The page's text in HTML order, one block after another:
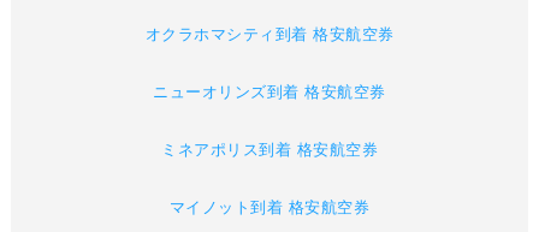
オクラホマシティ到着 格安航空券
ニューオリンズ到着 格安航空券
ミネアポリス到着 格安航空券
マイノット到着 格安航空券